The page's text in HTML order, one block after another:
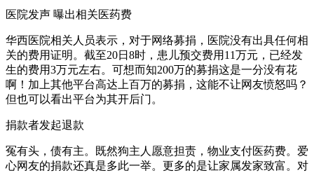
医院发声 曝出相关医药费
华西医院相关人员表示，对于网络募捐，医院没有出具任何相
关的费用证明。截至20日8时，患儿预交费用11万元，已经发
生的费用3万元左右。可想而知200万的募捐这是一分没有花
啊！加上其他平台高达上百万的募捐，这能不让网友愤怒吗？
但也可以看出平台为其开后门。
捐款者发起退款
冤有头，债有主。既然狗主人愿意担责，物业支付医药费。爱
心网友的捐款还真是多此一举。更多的是让家属发家致富。对